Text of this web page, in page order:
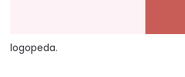
logopeda.